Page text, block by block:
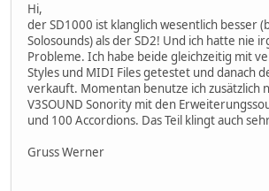
Hi,
der SD1000 ist klanglich wesentlich besser
Solosounds) als der SD2! Und ich hatte nie
Probleme. Ich habe beide gleichzeitig mit
Styles und MIDI Files getestet und danach
verkauft. Momentan benutze ich zusätzlich
V3SOUND Sonority mit den
und 100 Accordions. Das Teil klingt auch
Gruss Werner